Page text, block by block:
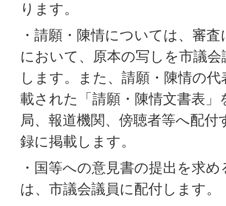
ります。
・請願・陳情については、審
において、原本の写しを市議
します。また、請願・陳情の
載された「請願・陳情文書表」
局、報道機関、傍聴者等へ配
録に掲載します。
・国等への意見書の提出を求
は、市議会議員に配付します。